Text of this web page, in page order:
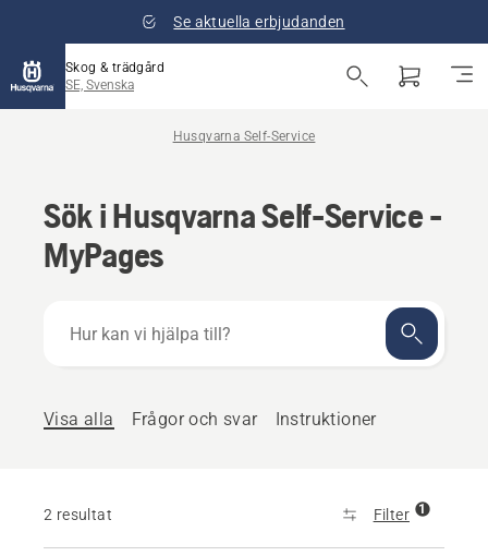
Se aktuella erbjudanden
Skog & trädgård
SE, Svenska
Husqvarna Self-Service
Sök i Husqvarna Self-Service -
MyPages
kan
till?
Visa alla Frågor och svar Instruktioner
2 resultat Filter 1